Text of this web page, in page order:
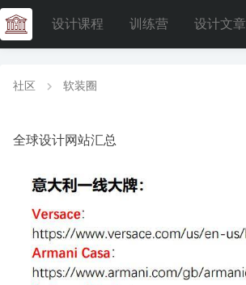
设计课程 训练营 设计文章
社区 软装圈
全球设计网站汇总